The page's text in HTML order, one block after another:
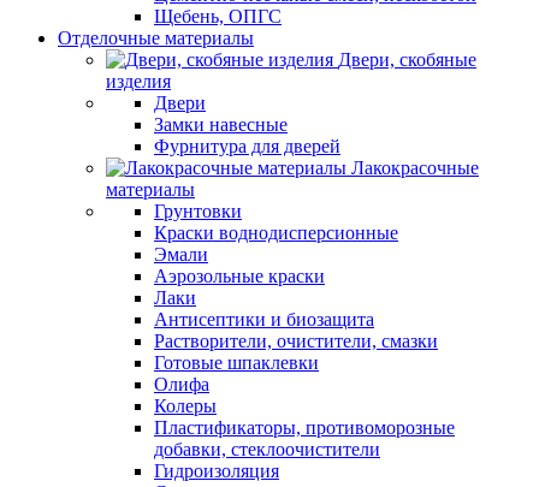
Щебень, ОПГС
Отделочные материалы
Двери, скобяные
изделия
Двери
Замки навесные
Фурнитура для дверей
Лакокрасочные
материалы
Грунтовки
Краски воднодисперсионные
Эмали
Аэрозольные краски
Лаки
Антисептики и биозащита
Растворители, очистители, смазки
Готовые шпаклевки
Олифа
Колеры
Пластификаторы, противоморозные
добавки, стеклоочистители
Гидроизоляция